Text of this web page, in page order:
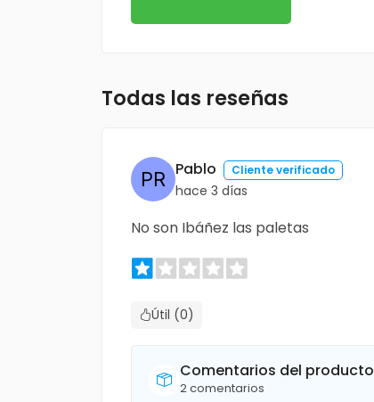
Todas las reseñas
Pablo Cliente verificado
hace 3 días
No son Ibáñez las paletas
Útil (0)
Comentarios del producto
2 comentarios